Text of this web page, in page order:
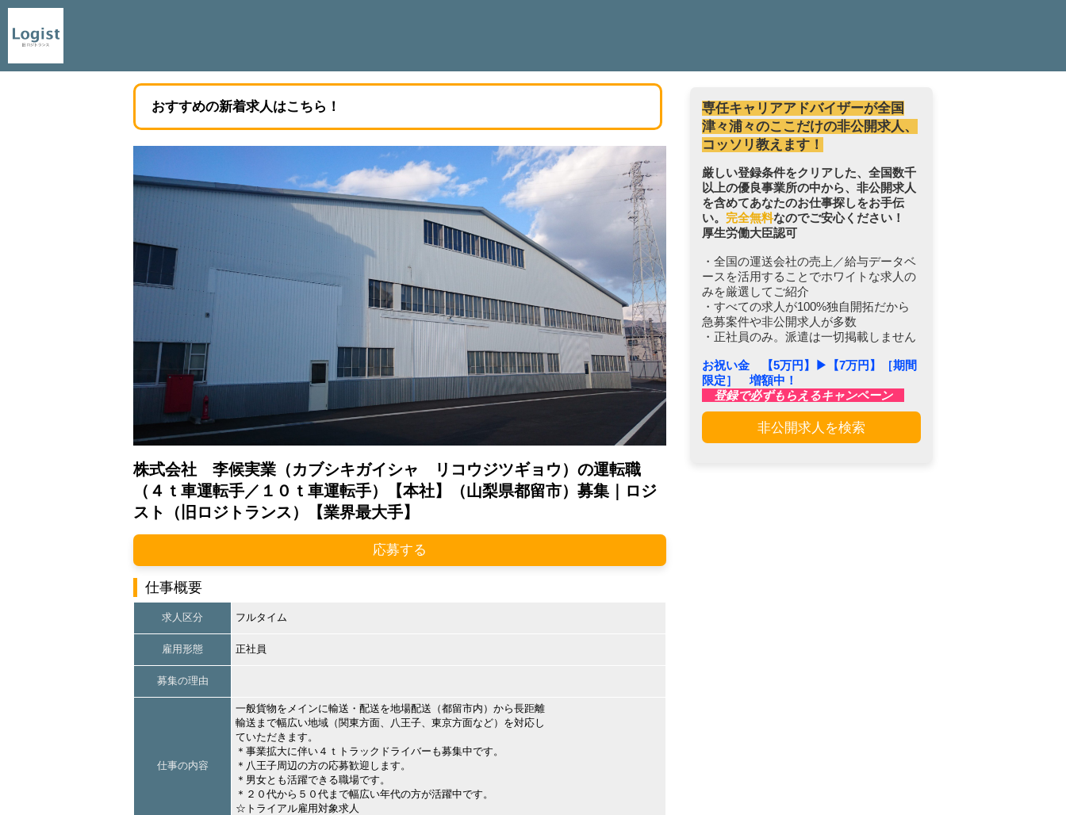
おすすめの新着求人はこちら！
株式会社 李候実業（カブシキガイシャ リコウジツギョウ）の運転職
（４ｔ車運転手／１０ｔ車運転手）【本社】（山梨県都留市）募集｜ロジ
スト（旧ロジトランス）【業界最大手】
応募する
仕事概要
求人区分 フルタイム
雇用形態 正社員
募集の理由
仕事の内容
一般貨物をメインに輸送・配送を地場配送（都留市内）から長距離
輸送まで幅広い地域（関東方面、八王子、東京方面など）を対応し
ていただきます。
＊事業拡大に伴い４ｔトラックドライバーも募集中です。
＊八王子周辺の方の応募歓迎します。
＊男女とも活躍できる職場です。
＊２０代から５０代まで幅広い年代の方が活躍中です。
☆トライアル雇用対象求人
専任キャリアアドバイザーが全国
津々浦々のここだけの非公開求人、
コッソリ教えます！
厳しい登録条件をクリアした、全国数千
以上の優良事業所の中から、非公開求人
を含めてあなたのお仕事探しをお手伝
い。 完全無料なのでご安心ください！
厚生労働大臣認可
・全国の運送会社の売上／給与データベ
ースを活用することでホワイトな求人の
みを厳選してご紹介
・すべての求人が100%独自開拓だから
急募案件や非公開求人が多数
・正社員のみ。派遣は一切掲載しません
お祝い金 【5万円】▶︎【7万円】［期間
限定］ 増額中！
登録で必ずもらえるキャンペーン
非公開求人を検索